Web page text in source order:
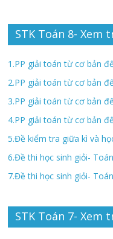
STK Toán 8- Xem
1.PP giải toán từ cơ bản
2.PP giải toán từ cơ bản
3.PP giải toán từ cơ bản
4.PP giải toán từ cơ bản
5.Đề kiểm tra giữa kì và
6.Đề thi học sinh giỏi-
7.Đề thi học sinh giỏi-
STK Toán 7- Xem